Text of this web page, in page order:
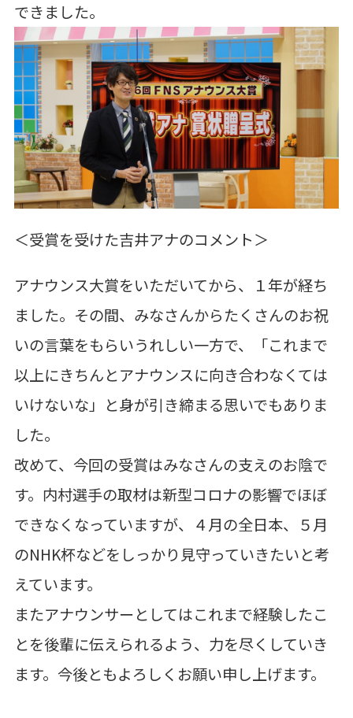
できました。
＜受賞を受けた吉井アナのコメント＞
アナウンス大賞をいただいてから、１年が経ち
ました。その間、みなさんからたくさんのお祝
いの言葉をもらいうれしい一方で、「これまで
以上にきちんとアナウンスに向き合わなくては
いけないな」と身が引き締まる思いでもありま
した。
改めて、今回の受賞はみなさんの支えのお陰で
す。内村選手の取材は新型コロナの影響でほぼ
できなくなっていますが、４月の全日本、５月
のNHK杯などをしっかり見守っていきたいと考
えています。
またアナウンサーとしてはこれまで経験したこ
とを後輩に伝えられるよう、力を尽くしていき
ます。今後ともよろしくお願い申し上げます。